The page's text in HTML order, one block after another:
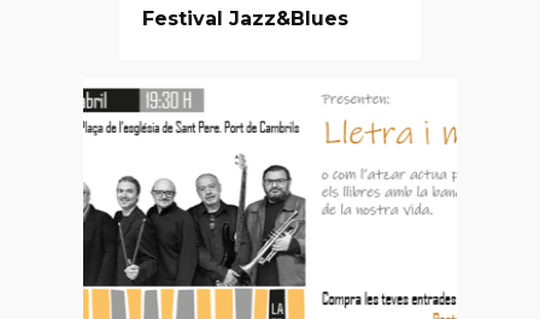
Festival Jazz&Blues